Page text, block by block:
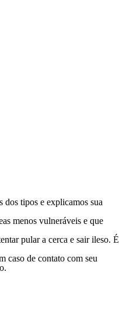
dos tipos e explicamos sua
menos vulneráveis e que
pular a cerca e sair ileso. É
caso de contato com seu